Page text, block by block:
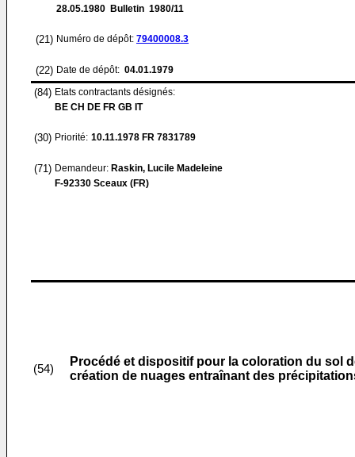
28.05.1980 Bulletin 1980/11
(21) Numéro de dépôt: 79400008.3
(22) Date de dépôt: 04.01.1979
(84) Etats contractants désignés:
BE CH DE FR GB IT
(30) Priorité: 10.11.1978 FR 7831789
(71) Demandeur: Raskin, Lucile Madeleine
F-92330 Sceaux (FR)
(54)
Procédé et dispositif pour la coloration du sol
création de nuages entraînant des